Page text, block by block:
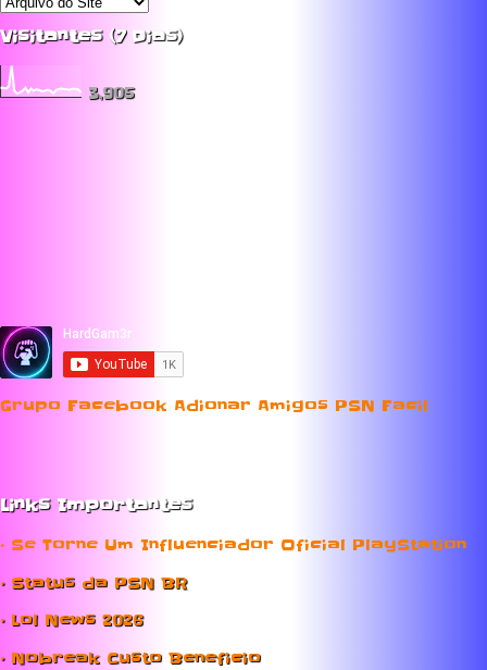
Visitantes (7 Dias)
3,905
Grupo Facebook Adionar Amigos PSN Facil
Links Importantes
• Se Torne Um Influenciador Oficial PlayStation
• Status da PSN BR
• Lol News 2026
• Nobreak Custo Beneficio